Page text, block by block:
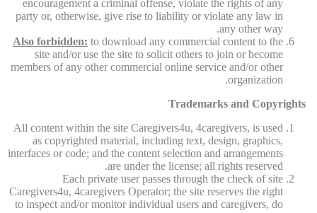
encouragement a criminal offense, violate the rights of any
party or, otherwise, give rise to liability or violate any law in
any other way.
Also forbidden: to download any commercial content to the
site and/or use the site to solicit others to join or become
members of any other commercial online service and/or other
organization.
Trademarks and Copyrights
All content within the site Caregivers4u, 4caregivers, is used
as copyrighted material, including text, design, graphics,
interfaces or code; and the content selection and arrangements
are under the license; all rights reserved.
Each private user passes through the check of site
Caregivers4u, 4caregivers Operator; the site reserves the right
to inspect and/or monitor individual users and caregivers, do